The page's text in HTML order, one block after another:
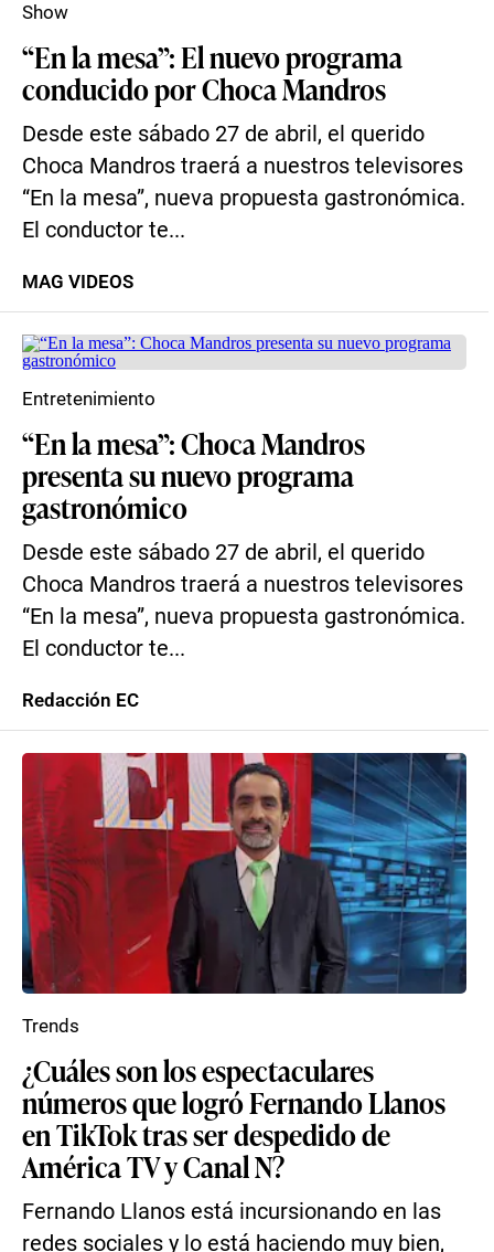
“En la mesa”: El nuevo programa
conducido por Choca Mandros
Desde este sábado 27 de abril, el querido
Choca Mandros traerá a nuestros televisores
“En la mesa”, nueva propuesta gastronómica.
El conductor te...
Show
MAG VIDEOS
“En la mesa”: Choca Mandros
presenta su nuevo programa
gastronómico
Desde este sábado 27 de abril, el querido
Choca Mandros traerá a nuestros televisores
“En la mesa”, nueva propuesta gastronómica.
El conductor te...
Entretenimiento
Redacción EC
¿Cuáles son los espectaculares
números que logró Fernando Llanos
en TikTok tras ser despedido de
América TV y Canal N?
Fernando Llanos está incursionando en las
redes sociales y lo está haciendo muy bien,
Trends